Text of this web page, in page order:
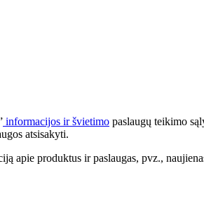
informacijos ir švietimo paslaugų teikimo
atsisakyti.
produktus ir paslaugas, pvz.,